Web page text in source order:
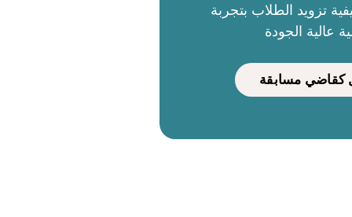
تزويد الطلاب بتجربة
عالية الجودة
مسابقة